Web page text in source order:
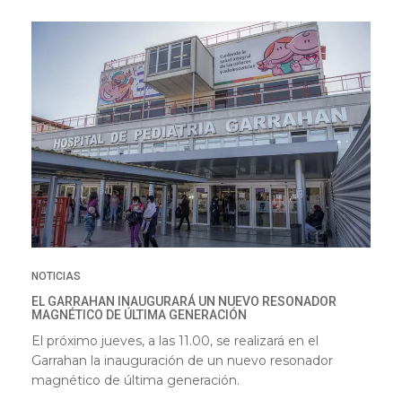
NOTICIAS
EL GARRAHAN INAUGURARÁ UN NUEVO RESONADOR
MAGNÉTICO DE ÚLTIMA GENERACIÓN
El próximo jueves, a las 11.00, se realizará en el
Garrahan la inauguración de un nuevo resonador
magnético de última generación.